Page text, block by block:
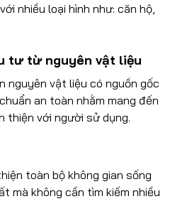
nhiều loại hình như: căn hộ,
tư từ nguyên vật liệu
nguyên vật liệu có nguồn gốc
an toàn nhằm mang đến
thiện với người sử dụng.
toàn bộ không gian sống
mà không cần tìm kiếm nhiều